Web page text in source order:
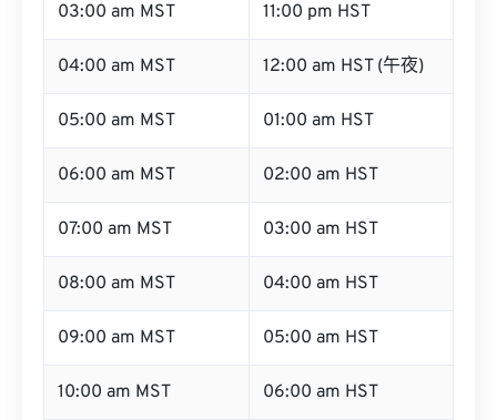
03:00 am MST 11:00 pm HST
04:00 am MST 12:00 am HST (午夜)
05:00 am MST 01:00 am HST
06:00 am MST 02:00 am HST
07:00 am MST 03:00 am HST
08:00 am MST 04:00 am HST
09:00 am MST 05:00 am HST
10:00 am MST 06:00 am HST